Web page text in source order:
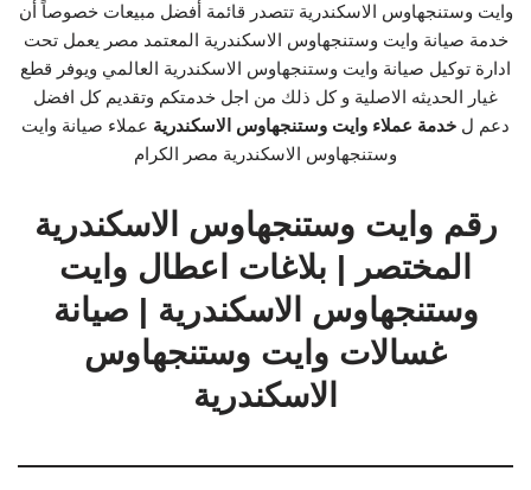
وايت وستنجهاوس الاسكندرية تتصدر قائمة أفضل مبيعات خصوصاً أن
خدمة صيانة وايت وستنجهاوس الاسكندرية المعتمد مصر يعمل تحت
ادارة توكيل صيانة وايت وستنجهاوس الاسكندرية العالمي ويوفر قطع
غيار الحديثه الاصلية و كل ذلك من اجل خدمتكم وتقديم كل افضل
دعم ل خدمة عملاء وايت وستنجهاوس الاسكندرية عملاء صيانة وايت
وستنجهاوس الاسكندرية مصر الكرام
رقم وايت وستنجهاوس الاسكندرية
المختصر | بلاغات اعطال وايت
وستنجهاوس الاسكندرية | صيانة
غسالات وايت وستنجهاوس
الاسكندرية